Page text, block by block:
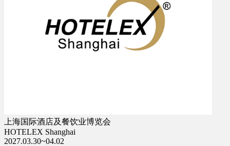
上海国际酒店及餐饮业博览会
HOTELEX Shanghai
2027.03.30~04.02